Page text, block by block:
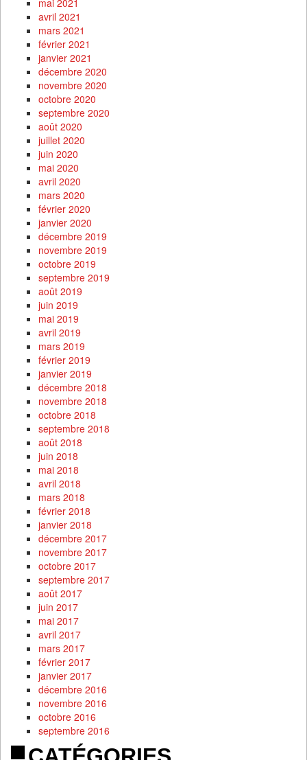
mai 2021
avril 2021
mars 2021
février 2021
janvier 2021
décembre 2020
novembre 2020
octobre 2020
septembre 2020
août 2020
juillet 2020
juin 2020
mai 2020
avril 2020
mars 2020
février 2020
janvier 2020
décembre 2019
novembre 2019
octobre 2019
septembre 2019
août 2019
juin 2019
mai 2019
avril 2019
mars 2019
février 2019
janvier 2019
décembre 2018
novembre 2018
octobre 2018
septembre 2018
août 2018
juin 2018
mai 2018
avril 2018
mars 2018
février 2018
janvier 2018
décembre 2017
novembre 2017
octobre 2017
septembre 2017
août 2017
juin 2017
mai 2017
avril 2017
mars 2017
février 2017
janvier 2017
décembre 2016
novembre 2016
octobre 2016
septembre 2016